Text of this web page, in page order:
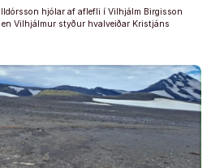
hjólar af aflefli í Vilhjálm Birgisson
Vilhjálmur styður hvalveiðar Kristjáns